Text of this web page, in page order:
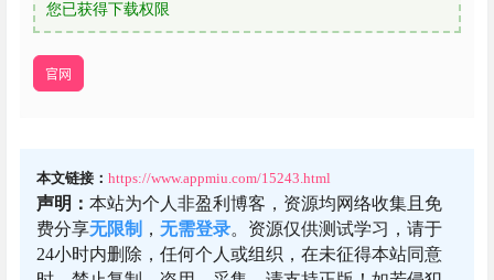
您已获得下载权限
官网
本文链接： https://www.appmiu.com/15243.html
声明： 本站为个人非盈利博客，资源均网络收集且免
费分享无限制 ， 无需登录。资源仅供测试学习，请于
24小时内删除，任何个人或组织，在未征得本站同意